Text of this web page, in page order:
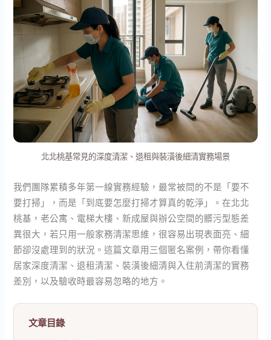
北北桃基常見的深度清潔、退租與裝潢後細清實務場景
我們團隊累積多年第一線實務經驗，最常被問的不是「要不
要打掃」，而是「到底要怎麼打掃才算真的乾淨」。在北北
桃基，老公寓、電梯大樓、新成屋與辦公空間的髒污型態差
異很大，若只用一般家務清潔思維，很容易出現表面亮、細
節卻沒處理到的狀況。這篇文章用三個匿名案例，帶你看懂
居家深度清潔、退租清潔、裝潢後細清與入住前清潔的實務
差別，以及驗收時最容易忽略的地方。
文章目錄